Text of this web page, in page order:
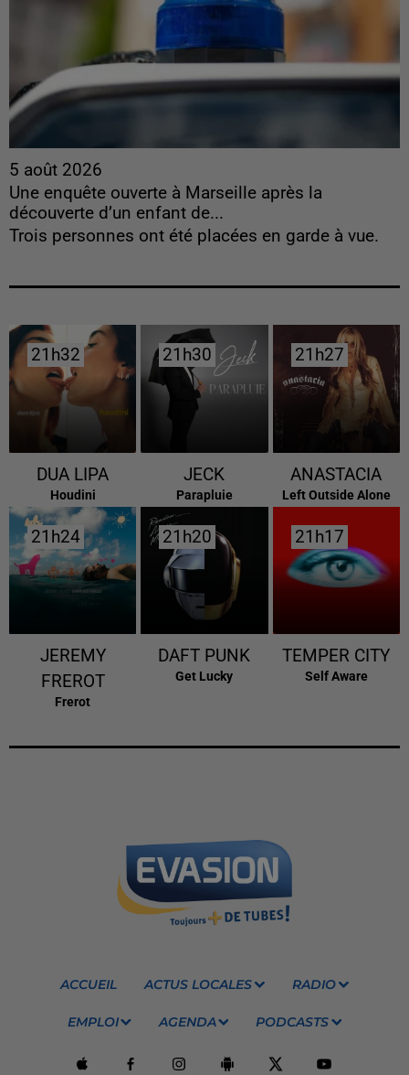
5 août 2026
Une enquête ouverte à Marseille après la
découverte d’un enfant de...
Trois personnes ont été placées en garde à vue.
21h32
21h32
DUA LIPA
Houdini
21h30
21h30
JECK
Parapluie
21h27
21h27
ANASTACIA
Left Outside Alone
21h24
21h24
JEREMY
FREROT
Frerot
21h20
21h20
DAFT PUNK
Get Lucky
21h17
21h17
TEMPER CITY
Self Aware
ACCUEIL ACTUS LOCALES RADIO
EMPLOI AGENDA PODCASTS